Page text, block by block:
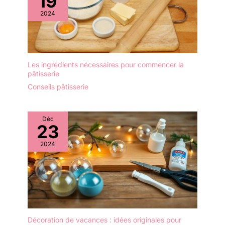
décolorer ni s'écailler.
Aspect classique et poli
miroir: Nos cuillère à
glace de haute qualité
sont soigneusement
l'élégance et de la
classique conviennent à
tous les styles de
couverts de cuisine et
sont appréciés par la
plupart des gens.
Boutique de PionStar: La
philosophie de PionStar
est de fournir aux clients
une expérience d'achat
satisfaisante avec des
cuillères de haute qualité
garantissant une prise en
main confortable et sans
danger pour la bouche.
【Prise en main
confortable】 Ces
cuillères de 23 cm de
pour une prise en main
confortable. Que vous
les utilisiez comme
cuillère à café, à cocktail
ou à yaourt, elles font de
chaque boisson et
dessert une expérience
unique. Durables et
lavables au lave-
vaisselle, elles sont
parfaites pour un usage
2024
Les ingrédients nécessaires pour commencer la
pâtisserie
Conseils pâtisserie
Déc
23
2024
Décoration de vacances : idées originales pour